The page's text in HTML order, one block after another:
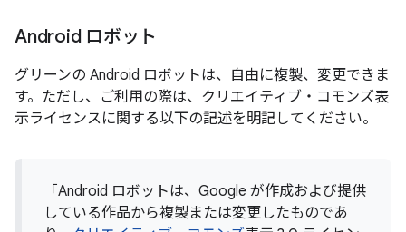
Android ロボット
グリーンの Android ロボットは、自由に複製、変更できま
す。ただし、ご利用の際は、クリエイティブ・コモンズ表
示ライセンスに関する以下の記述を明記してください。
「Android ロボットは、Google が作成および提供
している作品から複製または変更したものであ